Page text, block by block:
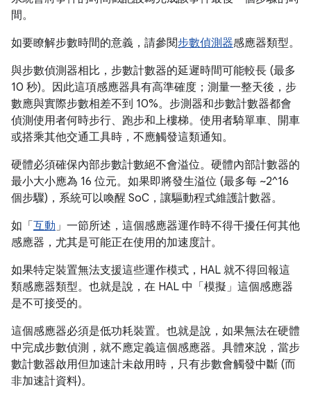
間。
如要瞭解步數時間的意義，請參閱步數偵測器感應器類型。
與步數偵測器相比，步數計數器的延遲時間可能較長 (最多
10 秒)。因此這項感應器具有高準確度；測量一整天後，步
數應與實際步數相差不到 10%。步測器和步數計數器都會
偵測使用者何時步行、跑步和上樓梯。使用者騎單車、開車
或搭乘其他交通工具時，不應觸發這類通知。
硬體必須確保內部步數計數絕不會溢位。硬體內部計數器的
最小大小應為 16 位元。如果即將發生溢位 (最多每 ~2^16
個步驟)，系統可以喚醒 SoC，讓驅動程式維護計數器。
如「互動 」一節所述，這個感應器運作時不得干擾任何其他
感應器，尤其是可能正在使用的加速度計。
如果特定裝置無法支援這些運作模式，HAL 就不得回報這
類感應器類型。也就是說，在 HAL 中「模擬」這個感應器
是不可接受的。
這個感應器必須是低功耗裝置。也就是說，如果無法在硬體
中完成步數偵測，就不應定義這個感應器。具體來說，當步
數計數器啟用但加速計未啟用時，只有步數會觸發中斷 (而
非加速計資料)。